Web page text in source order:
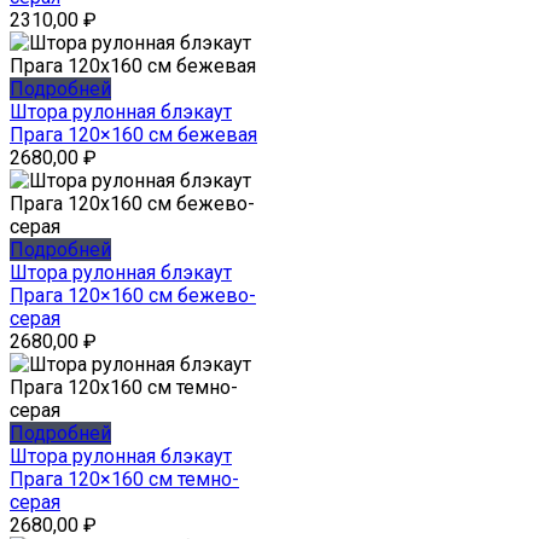
2310,00 ₽
Подробней
Штора рулонная блэкаут
Прага 120×160 см бежевая
2680,00 ₽
Подробней
Штора рулонная блэкаут
Прага 120×160 см бежево-
серая
2680,00 ₽
Подробней
Штора рулонная блэкаут
Прага 120×160 см темно-
серая
2680,00 ₽